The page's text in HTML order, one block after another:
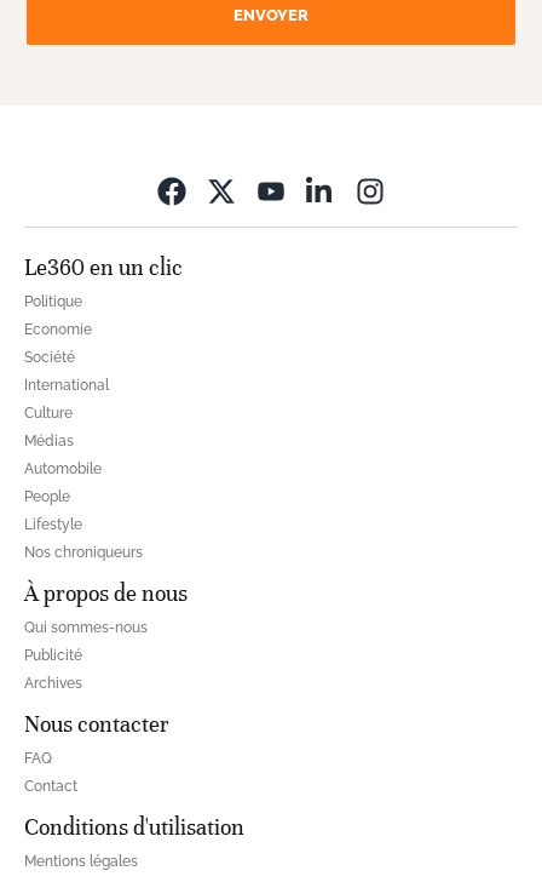
ENVOYER
Le360 en un clic
Politique
Economie
Société
International
Culture
Médias
Automobile
People
Lifestyle
Nos chroniqueurs
À propos de nous
Qui sommes-nous
Publicité
Archives
Nous contacter
FAQ
Contact
Conditions d'utilisation
Mentions légales